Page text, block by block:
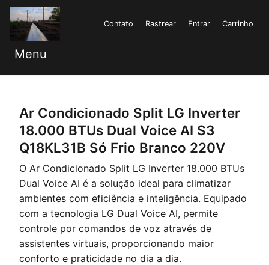
Contato Rastrear Entrar Carrinho
Menu
Ar Condicionado Split LG Inverter
18.000 BTUs Dual Voice AI S3
Q18KL31B Só Frio Branco 220V
O Ar Condicionado Split LG Inverter 18.000 BTUs
Dual Voice AI é a solução ideal para climatizar
ambientes com eficiência e inteligência. Equipado
com a tecnologia LG Dual Voice AI, permite
controle por comandos de voz através de
assistentes virtuais, proporcionando maior
conforto e praticidade no dia a dia.